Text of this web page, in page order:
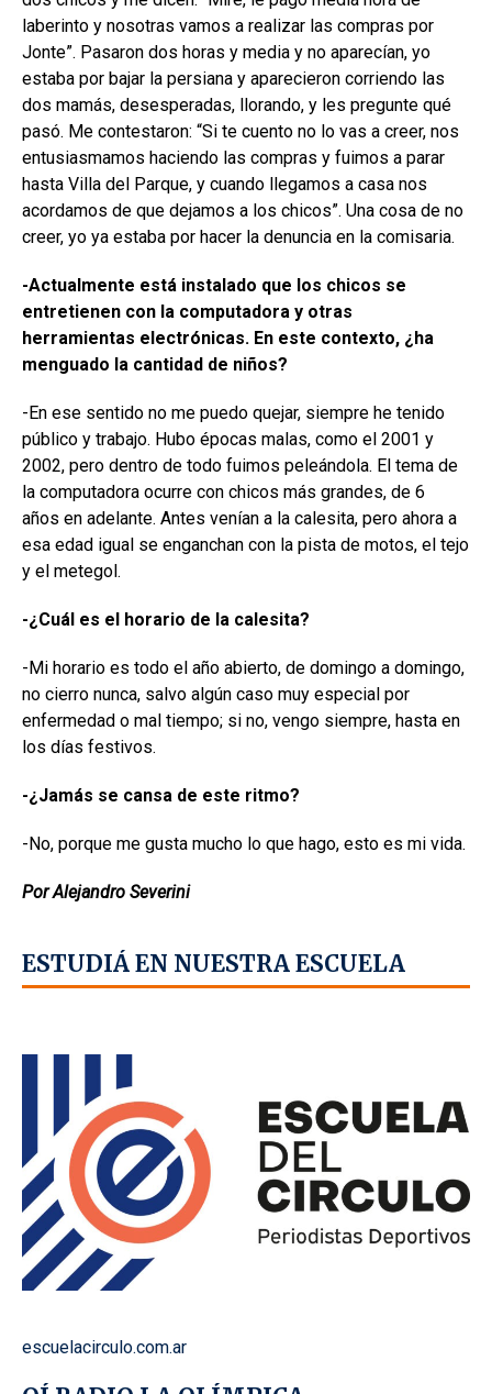
laberinto y nosotras vamos a realizar las compras por
Jonte”. Pasaron dos horas y media y no aparecían, yo
estaba por bajar la persiana y aparecieron corriendo las
dos mamás, desesperadas, llorando, y les pregunte qué
pasó. Me contestaron: “Si te cuento no lo vas a creer, nos
entusiasmamos haciendo las compras y fuimos a parar
hasta Villa del Parque, y cuando llegamos a casa nos
acordamos de que dejamos a los chicos”. Una cosa de no
creer, yo ya estaba por hacer la denuncia en la comisaria.
-Actualmente está instalado que los chicos se
entretienen con la computadora y otras
herramientas electrónicas. En este contexto, ¿ha
menguado la cantidad de niños?
-En ese sentido no me puedo quejar, siempre he tenido
público y trabajo. Hubo épocas malas, como el 2001 y
2002, pero dentro de todo fuimos peleándola. El tema de
la computadora ocurre con chicos más grandes, de 6
años en adelante. Antes venían a la calesita, pero ahora a
esa edad igual se enganchan con la pista de motos, el tejo
y el metegol.
-¿Cuál es el horario de la calesita?
-Mi horario es todo el año abierto, de domingo a domingo,
no cierro nunca, salvo algún caso muy especial por
enfermedad o mal tiempo; si no, vengo siempre, hasta en
los días festivos.
-¿Jamás se cansa de este ritmo?
-No, porque me gusta mucho lo que hago, esto es mi vida.
Por Alejandro Severini
ESTUDIÁ EN NUESTRA ESCUELA
escuelacirculo.com.ar